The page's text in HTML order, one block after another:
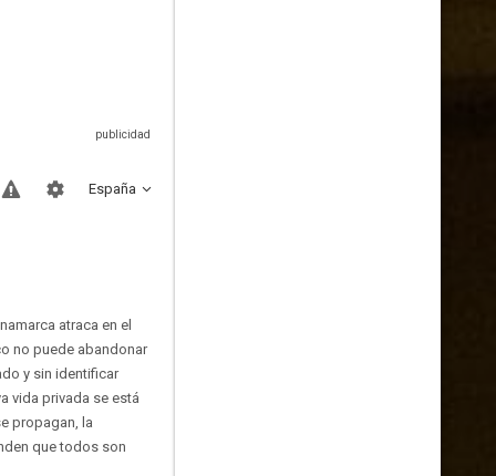
España
atraca en el
no puede abandonar
y sin identificar
vida privada se está
propagan, la
que todos son